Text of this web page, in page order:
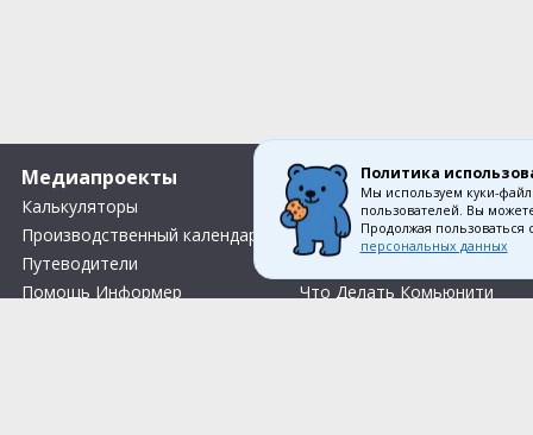
Медиапроекты
Калькуляторы
Производственный календарь
Путеводители
Помощь Информер
О компании
Вакансии
О нас
Контакты
Что Делать Комьюнити
Политика
Мы используем куки-
пользователей. Вы
Продолжая
персональных данных